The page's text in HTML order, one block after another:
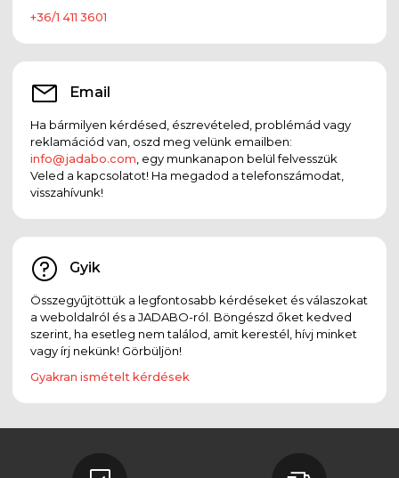
+36/1 411 3601
Email
Ha bármilyen kérdésed, észrevételed, problémád vagy
reklamációd van, oszd meg velünk emailben:
info@jadabo.com , egy munkanapon belül felvesszük
Veled a kapcsolatot! Ha megadod a telefonszámodat,
visszahívunk!
Gyik
Összegyűjtöttük a legfontosabb kérdéseket és válaszokat
a weboldalról és a JADABO-ról. Böngészd őket kedved
szerint, ha esetleg nem találod, amit kerestél, hívj minket
vagy írj nekünk! Görbüljön!
Gyakran ismételt kérdések